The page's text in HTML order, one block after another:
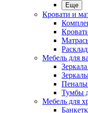
Еще
Кровати и
Мебель для
Тумбы
Мебель для